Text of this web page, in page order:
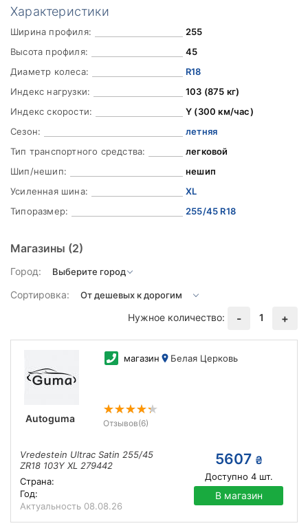
Характеристики
Ширина профиля:
255
Высота профиля:
45
Диаметр колеса:
R18
Индекс нагрузки:
103 (875 кг)
Индекс скорости:
Y (300 км/час)
Сезон:
летняя
Тип транспортного средства:
легковой
Шип/нешип:
нешип
Усиленная шина:
XL
Типоразмер:
255/45 R18
Магазины (2)
Город:
Сортировка:
Нужное количество:
- 1 +
Autoguma
магазин Белая Церковь
Отзывов(6)
Vredestein Ultrac Satin 255/45
ZR18 103Y XL 279442
Страна:
Год:
Актуальность 08.08.26
5607 ₴
Доступно 4шт.
В магазин